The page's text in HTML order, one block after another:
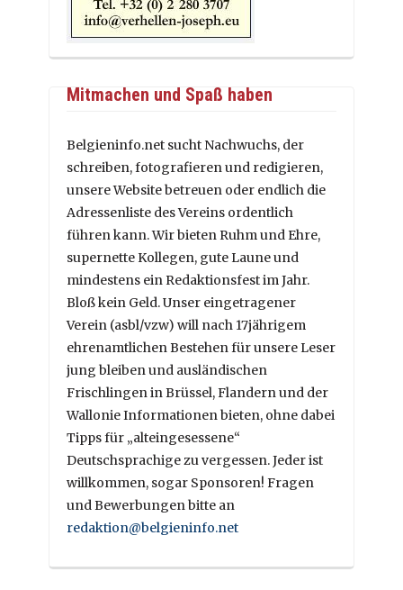
Mitmachen und Spaß haben
Belgieninfo.net sucht Nachwuchs, der
schreiben, fotografieren und redigieren,
unsere Website betreuen oder endlich die
Adressenliste des Vereins ordentlich
führen kann. Wir bieten Ruhm und Ehre,
supernette Kollegen, gute Laune und
mindestens ein Redaktionsfest im Jahr.
Bloß kein Geld. Unser eingetragener
Verein (asbl/vzw) will nach 17jährigem
ehrenamtlichen Bestehen für unsere Leser
jung bleiben und ausländischen
Frischlingen in Brüssel, Flandern und der
Wallonie Informationen bieten, ohne dabei
Tipps für „alteingesessene“
Deutschsprachige zu vergessen. Jeder ist
willkommen, sogar Sponsoren! Fragen
und Bewerbungen bitte an
redaktion@belgieninfo.net